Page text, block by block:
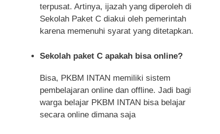
terpusat. Artinya, ijazah yang diperoleh di
Sekolah Paket C diakui oleh pemerintah
karena memenuhi syarat yang ditetapkan.
Sekolah paket C apakah bisa online?
Bisa, PKBM INTAN memiliki sistem
pembelajaran online dan offline. Jadi bagi
warga belajar PKBM INTAN bisa belajar
secara online dimana saja